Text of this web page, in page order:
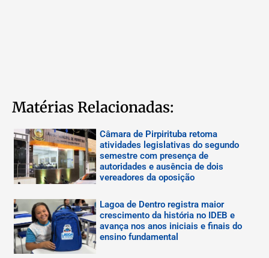
Matérias Relacionadas:
Câmara de Pirpirituba retoma
atividades legislativas do segundo
semestre com presença de
autoridades e ausência de dois
vereadores da oposição
Lagoa de Dentro registra maior
crescimento da história no IDEB e
avança nos anos iniciais e finais do
ensino fundamental